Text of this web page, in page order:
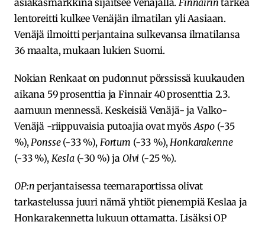
lentoreitti kulkee Venäjän ilmatilan yli Aasiaan.
Venäjä ilmoitti perjantaina sulkevansa ilmatilansa
36 maalta, mukaan lukien Suomi.
Nokian Renkaat on pudonnut pörssissä kuukauden
aikana 59 prosenttia ja Finnair 40 prosenttia 2.3.
aamuun mennessä. Keskeisiä Venäjä- ja Valko-
Venäjä -riippuvaisia putoajia ovat myös Aspo (-35
%), Ponsse (-33 %), Fortum (-33 %), Honkarakenne
(-33 %), Kesla (-30 %) ja Olvi (-25 %).
OP:nperjantaisessa teemaraportissa olivat
tarkastelussa juuri nämä yhtiöt pienempiä Keslaa ja
Honkarakennetta lukuun ottamatta. Lisäksi OP